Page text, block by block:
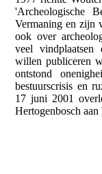
'Archeologische
Vermaning en zijn
ook over
veel
willen publiceren
ontstond
bestuurscrisis en
17 juni 2001
Hertogenbosch